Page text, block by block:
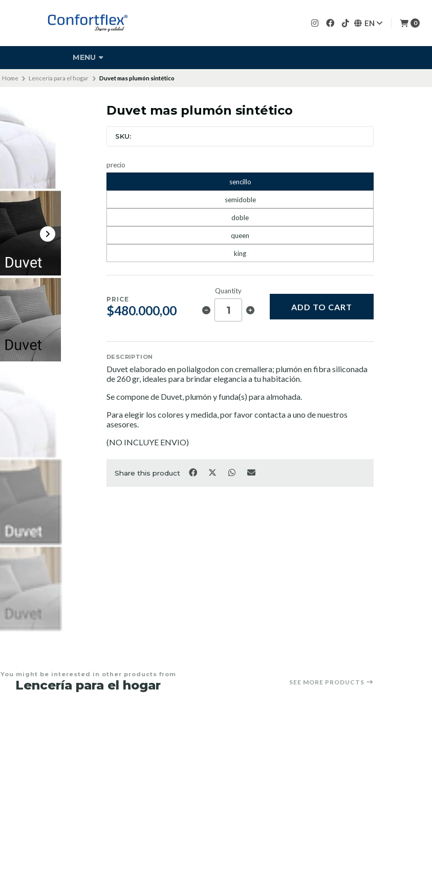
EN 0
MENU
Home Lencería para el hogar Duvet mas plumón sintético
Duvet mas plumón sintético
SKU:
precio
sencillo
semidoble
doble
queen
king
PRICE
$480.000,00
Quantity
ADD TO CART
DESCRIPTION
Duvet elaborado en polialgodon con cremallera; plumón en fibra siliconada
de 260 gr, ideales para brindar elegancia a tu habitación.
Se compone de Duvet, plumón y funda(s) para almohada.
Para elegir los colores y medida, por favor contacta a uno de nuestros
asesores.
(NO INCLUYE ENVIO)
Share this product
You might be interested in other products from
Lencería para el hogar SEE MORE PRODUCTS